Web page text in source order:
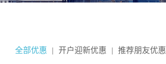
全部优惠 | 开户迎新优惠 | 推荐朋友优惠